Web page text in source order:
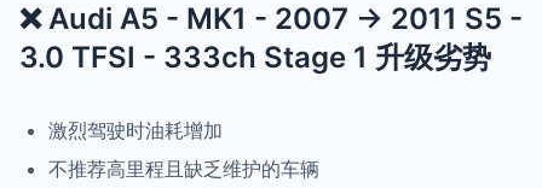
❌ Audi A5 - MK1 - 2007 -> 2011 S5 -
3.0 TFSI - 333ch Stage 1 升级劣势
激烈驾驶时油耗增加
不推荐高里程且缺乏维护的车辆